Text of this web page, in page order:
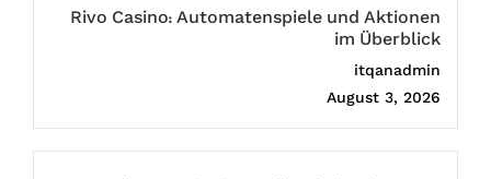
Rivo Casino: Automatenspiele und Aktionen
im Überblick
itqanadmin
August 3, 2026